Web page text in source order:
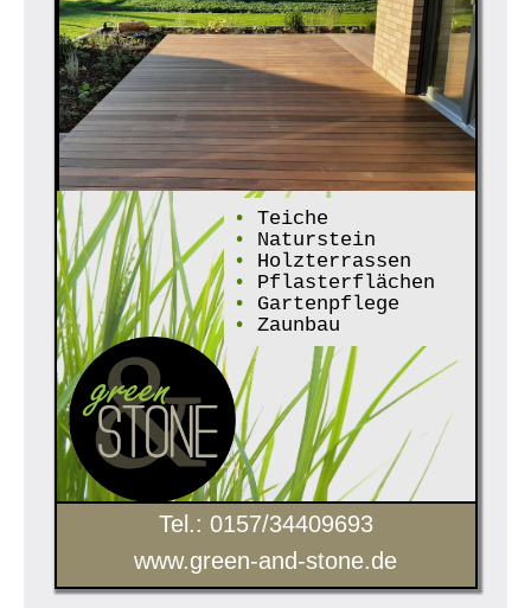
•
Teiche
•
Naturstein
•
Holzterrassen
•
Pflasterflächen
•
Gartenpflege
•
Zaunbau
Tel.: 0157/34409693
www.green-and-stone.de